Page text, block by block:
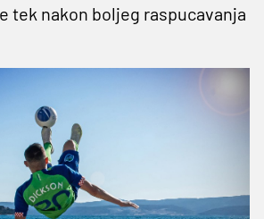
tek nakon boljeg raspucavanja